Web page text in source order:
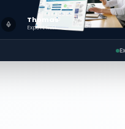
Thomas
Expert RSSI